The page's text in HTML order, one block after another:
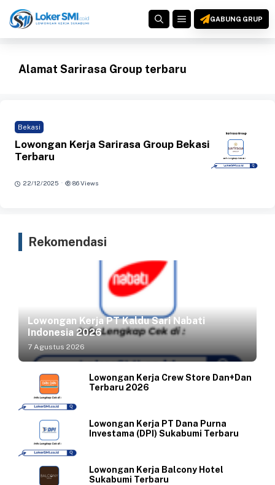
ke
MENUGABUNG GRUP
Alamat Sarirasa Group terbaru
Bekasi
Lowongan Kerja Sarirasa Group Bekasi
Terbaru
22/12/2025 · 86 Views
Rekomendasi
Lowongan Kerja PT Kaldu Sari Nabati
Indonesia 2026
7 Agustus 2026
Lowongan Kerja Crew Store Dan+Dan
Terbaru 2026
Lowongan Kerja PT Dana Purna
Investama (DPI) Sukabumi Terbaru
Lowongan Kerja Balcony Hotel
Sukabumi Terbaru